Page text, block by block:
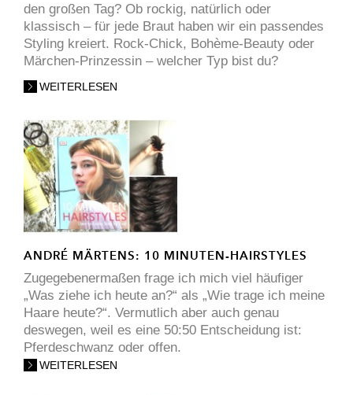
den großen Tag? Ob rockig, natürlich oder
klassisch – für jede Braut haben wir ein passendes
Styling kreiert. Rock-Chick, Bohème-Beauty oder
Märchen-Prinzessin – welcher Typ bist du?
WEITERLESEN
ANDRÉ MÄRTENS: 10 MINUTEN-HAIRSTYLES
Zugegebenermaßen frage ich mich viel häufiger
„Was ziehe ich heute an?“ als „Wie trage ich meine
Haare heute?“. Vermutlich aber auch genau
deswegen, weil es eine 50:50 Entscheidung ist:
Pferdeschwanz oder offen.
WEITERLESEN